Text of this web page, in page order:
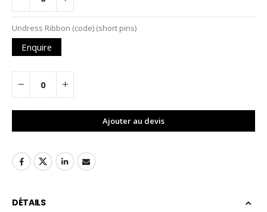
Undress Ribbon (code) (short pins)
Enquire
Ajouter au devis
DÉTAILS